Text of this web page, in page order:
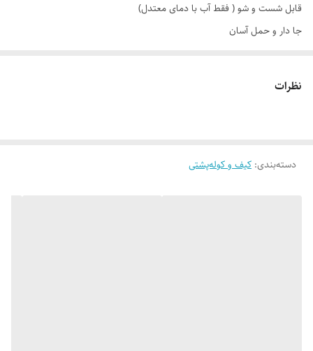
قابل شست و شو ( فقط آب با دمای معتدل)
جا دار و حمل آسان
نظرات
دسته‌بندی: کیف و کوله‌پشتی